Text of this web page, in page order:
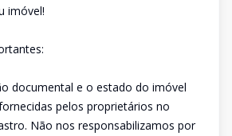
imóvel!
documental e o estado do imóvel
pelos proprietários no
Não nos responsabilizamos por